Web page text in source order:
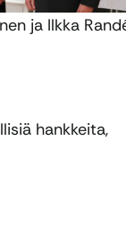
ja Ilkka
hankkeita,